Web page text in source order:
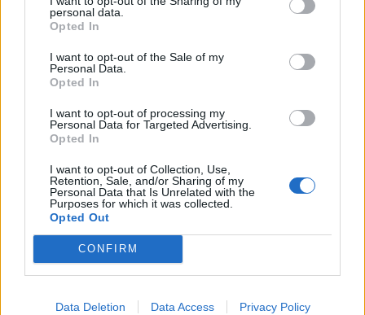
personal data.
Opted In
I want to opt-out of the Sale of my
Personal Data.
Opted In
I want to opt-out of processing my
Personal Data for Targeted Advertising.
Opted In
I want to opt-out of Collection, Use,
Retention, Sale, and/or Sharing of my
Personal Data that Is Unrelated with the
Purposes for which it was collected.
Opted Out
CONFIRM
Data Deletion Data Access Privacy Policy
НАЙ-НОВОТО